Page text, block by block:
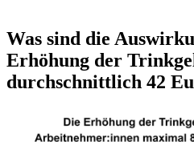
Was sind die
Erhöhung der
durchschnittlich 42